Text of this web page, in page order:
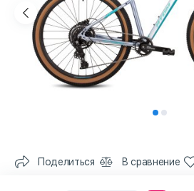
Поделиться В сравнение